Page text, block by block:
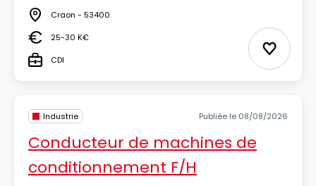
Lieu Craon - 53400
Salaire25-30 K€
TypeCDI Ajouter
Industrie Publiée le 08/08/2026
Conducteur de machines de
conditionnement F/H